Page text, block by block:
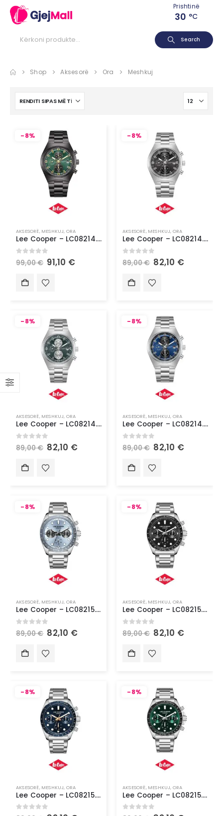
Prishtinë
30 °C
Search
Shop Aksesorë Ora Meshkuj
-8%
AKSESORË, MESHKUJ, ORA
Lee Cooper – LC08214.070
out of 5
99,00€ 91,10 €
-8%
AKSESORË, MESHKUJ, ORA
Lee Cooper – LC08214.350
out of 5
89,00€ 82,10 €
-8%
AKSESORË, MESHKUJ, ORA
Lee Cooper – LC08214.370
0 out of 5
89,00€ 82,10 €
-8%
AKSESORË, MESHKUJ, ORA
Lee Cooper – LC08214.390
0 out of 5
89,00€ 82,10 €
-8%
AKSESORË, MESHKUJ, ORA
Lee Cooper – LC08215.300
out of 5
89,00€ 82,10 €
-8%
AKSESORË, MESHKUJ, ORA
Lee Cooper – LC08215.350
out of 5
89,00€ 82,10 €
-8%
AKSESORË, MESHKUJ, ORA
Lee Cooper – LC08215.360
0 out of 5
-8%
AKSESORË, MESHKUJ, ORA
Lee Cooper – LC08215.370
0 out of 5